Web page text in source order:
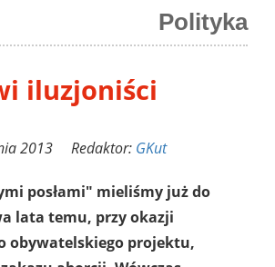
Polityka
iluzjoniści
2013 Redaktor: GKut
posłami" mieliśmy już do
lata temu, przy okazji
obywatelskiego projektu,